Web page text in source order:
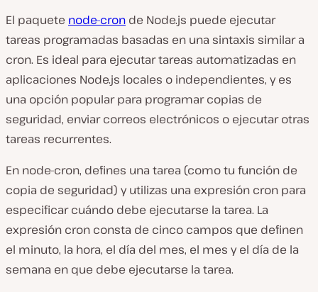
El paquete node-cron de Node.js puede ejecutar
tareas programadas basadas en una sintaxis similar a
cron. Es ideal para ejecutar tareas automatizadas en
aplicaciones Node.js locales o independientes, y es
una opción popular para programar copias de
seguridad, enviar correos electrónicos o ejecutar otras
tareas recurrentes.
En node-cron, defines una tarea (como tu función de
copia de seguridad) y utilizas una expresión cron para
especificar cuándo debe ejecutarse la tarea. La
expresión cron consta de cinco campos que definen
el minuto, la hora, el día del mes, el mes y el día de la
semana en que debe ejecutarse la tarea.